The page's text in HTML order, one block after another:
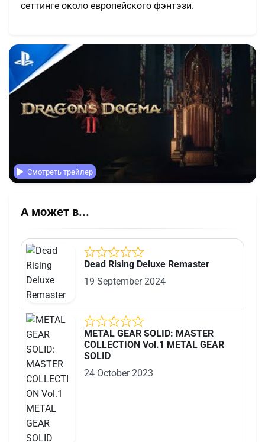
сеттинге около европейского фэнтэзи.
Смотреть трейлер
А может в...
Dead Rising Deluxe Remaster
19 September 2024
METAL GEAR SOLID: MASTER
COLLECTION Vol.1 METAL GEAR
SOLID
24 October 2023